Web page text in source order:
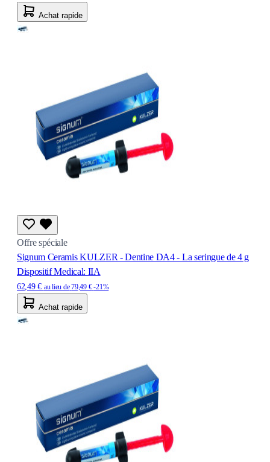
Achat rapide
Offre spéciale
Signum Ceramis KULZER - Dentine DA4 - La seringue de 4 g
Dispositif Medical: IIA
62,49 € au lieu de79,49 €-21%
Achat rapide